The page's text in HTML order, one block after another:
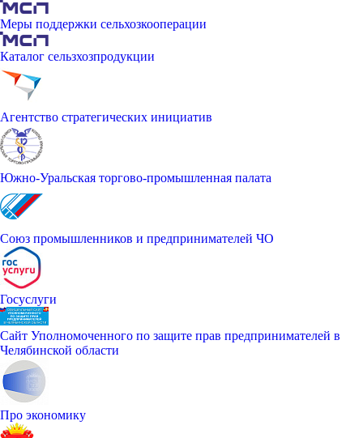
Меры поддержки сельхозкооперации
Каталог сельзхозпродукции
Агентство стратегических инициатив
Южно-Уральская торгово-промышленная палата
Союз промышленников и предпринимателей ЧО
Госуслуги
Сайт Уполномоченного по защите прав предпринимателей в
Челябинской области
Про экономику